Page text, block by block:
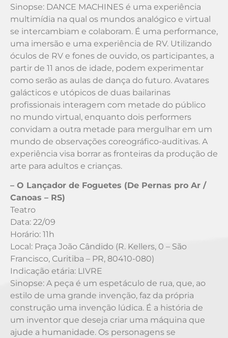
Sinopse: DANCE MACHINES é uma experiência
multimídia na qual os mundos analógico e virtual
se intercambiam e colaboram. É uma performance,
uma imersão e uma experiência de RV. Utilizando
óculos de RV e fones de ouvido, os participantes, a
partir de 11 anos de idade, podem experimentar
como serão as aulas de dança do futuro. Avatares
galácticos e utópicos de duas bailarinas
profissionais interagem com metade do público
no mundo virtual, enquanto dois performers
convidam a outra metade para mergulhar em um
mundo de observações coreográfico-auditivas. A
experiência visa borrar as fronteiras da produção de
arte para adultos e crianças.
– O Lançador de Foguetes (De Pernas pro Ar /
Canoas – RS)
Teatro
Data: 22/09
Horário: 11h
Local: Praça João Cândido (R. Kellers, 0 – São
Francisco, Curitiba – PR, 80410-080)
Indicação etária: LIVRE
Sinopse: A peça é um espetáculo de rua, que, ao
estilo de uma grande invenção, faz da própria
construção uma invenção lúdica. É a história de
um inventor que deseja criar uma máquina que
ajude a humanidade. Os personagens se